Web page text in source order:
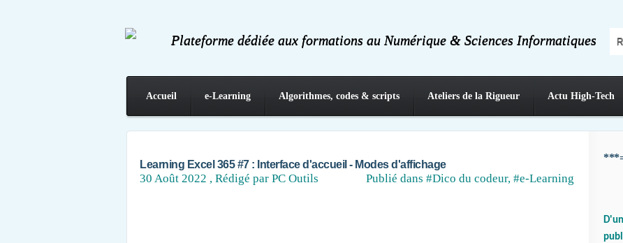
Plateforme dédiée aux formations au Numérique & Sciences Informatiques
Accueil e-Learning Algorithmes, codes & scripts Ateliers de la Rigueur Actu High-Tech
Learning Excel 365 #7 : Interface d'accueil - Modes d'affichage
30 Août 2022 , Rédigé par PC Outils Publié dans #Dico du codeur, #e-Learning